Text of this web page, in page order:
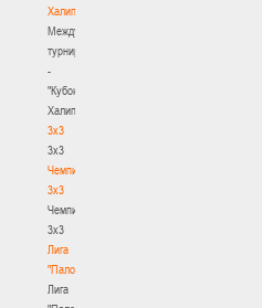
Халипского"
Международный
турнир
-
"Кубок
Халипского"
3x3
3x3
Чемпионат
3х3
Чемпионат
3х3
Лига
"Палова"
Лига